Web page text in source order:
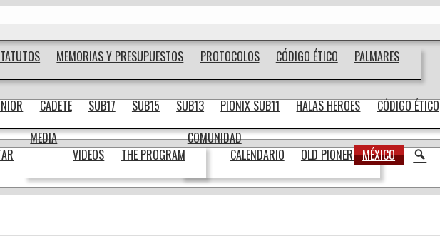
MEMORIAS Y PRESUPUESTOS PROTOCOLOS CÓDIGO ÉTICO
PALMARES
CADETE SUB17 SUB15 SUB13 PIONIX SUB11 HALAS HEROES CÓDIGO ÉTICO
MEDIA
VIDEOS
THE PROGRAM
COMUNIDAD
CALENDARIO
OLD PIONERS MÉXICO